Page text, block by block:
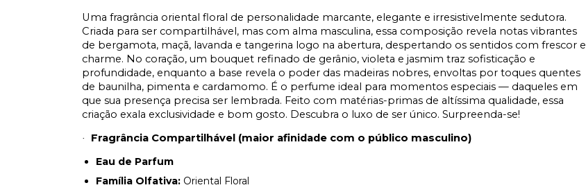
Uma fragrância oriental floral de personalidade marcante, elegante e irresistivelmente sedutora.
Criada para ser compartilhável, mas com alma masculina, essa composição revela notas vibrantes
de bergamota, maçã, lavanda e tangerina logo na abertura, despertando os sentidos com frescor e
charme. No coração, um bouquet refinado de gerânio, violeta e jasmim traz sofisticação e
profundidade, enquanto a base revela o poder das madeiras nobres, envoltas por toques quentes
de baunilha, pimenta e cardamomo. É o perfume ideal para momentos especiais — daqueles em
que sua presença precisa ser lembrada. Feito com matérias-primas de altíssima qualidade, essa
criação exala exclusividade e bom gosto. Descubra o luxo de ser único. Surpreenda-se!
·
Fragrância Compartilhável (maior afinidade com o público masculino)
Eau de Parfum
Família Olfativa: Oriental Floral